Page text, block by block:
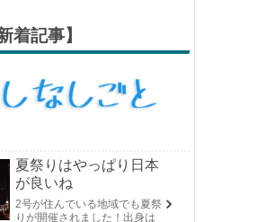
着記事】
夏祭りはやっぱり日本
が良いね
2号が住んでいる地域でも夏祭
りが開催されました！出身は